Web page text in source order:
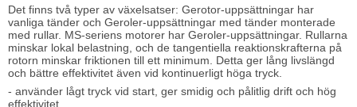
Det finns två typer av växelsatser: Gerotor-uppsättningar har
vanliga tänder och Geroler-uppsättningar med tänder monterade
med rullar. MS-seriens motorer har Geroler-uppsättningar. Rullarna
minskar lokal belastning, och de tangentiella reaktionskrafterna på
rotorn minskar friktionen till ett minimum. Detta ger lång livslängd
och bättre effektivitet även vid kontinuerligt höga tryck.
- använder lågt tryck vid start, ger smidig och pålitlig drift och hög
effektivitet.